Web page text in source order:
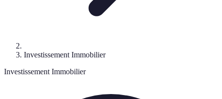
Investissement Immobilier
Investissement Immobilier